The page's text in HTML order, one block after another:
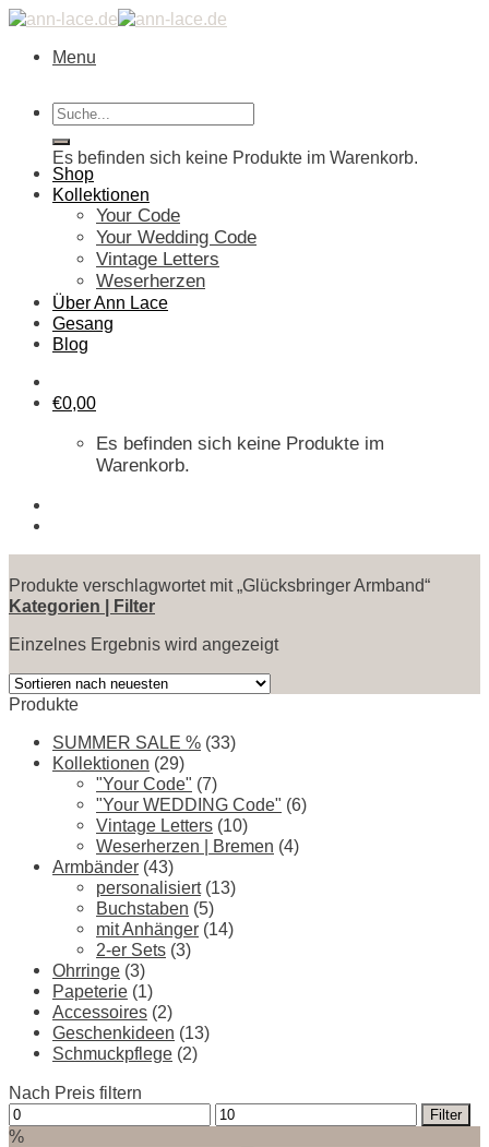
Skip
contentMenu
Warenkorb
Es befinden sich keine Produkte im Warenkorb.
Suche
nach:
Shop
Kollektionen
Your Code
Your Wedding Code
Vintage Letters
Weserherzen
Über Ann Lace
Gesang
Blog
€0,00
Es befinden sich keine Produkte im
Warenkorb.
Produkte verschlagwortet mit „Glücksbringer Armband“
Kategorien | Filter
Einzelnes Ergebnis wird angezeigt
Produkte
SUMMER SALE % (33)
Kollektionen (29)
"Your Code" (7)
"Your WEDDING Code" (6)
Vintage Letters (10)
Weserherzen | Bremen (4)
Armbänder (43)
personalisiert (13)
Buchstaben (5)
mit Anhänger (14)
2-er Sets (3)
Ohrringe (3)
Papeterie (1)
Accessoires (2)
Geschenkideen (13)
Schmuckpflege (2)
Nach Preis filtern
Min.
Preis
Max.
Preis
Filter
%